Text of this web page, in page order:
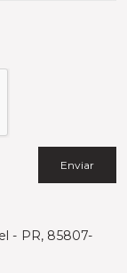
- PR, 85807-